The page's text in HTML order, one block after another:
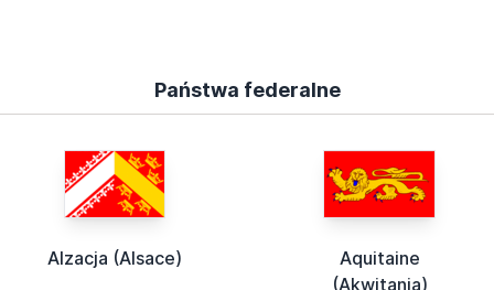
Państwa federalne
Alzacja (Alsace)
Aquitaine
(Akwitania)